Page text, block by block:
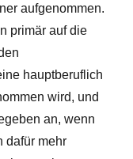
aufgenommen.
primär auf die
hauptberuflich
wird, und
an, wenn
dafür mehr